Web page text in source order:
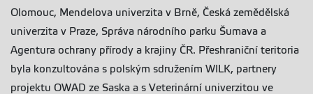
Olomouc, Mendelova univerzita v Brně, Česká zemědělská
univerzita v Praze, Správa národního parku Šumava a
Agentura ochrany přírody a krajiny ČR. Přeshraniční teritoria
byla konzultována s polským sdružením WILK, partnery
projektu OWAD ze Saska a s Veterinární univerzitou ve